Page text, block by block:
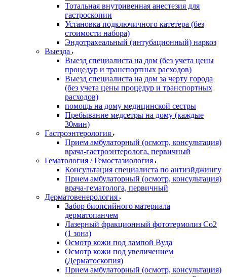
Тотальная внутривенная анестезия для
гастроскопии
Установка подключичного катетера (без
стоимости набора)
Эндотрахеальный (интубационный) наркоз
Выезда
Выезд специалиста на дом (без учета цены
процедур и транспортных расходов)
Выезд специалиста на дом за черту города
(без учета цены процедур и транспортных
расходов)
помощь на дому медицинской сестры
Пребывание медсетры на дому (каждые
30мин)
Гастроэнтерология
Прием амбулаторный (осмотр, консультация)
врача-гастроэнтеролога, первичный
Гематология / Гемостазиология
Консультация специалиста по антиэйджингу
Прием амбулаторный (осмотр, консультация)
врача-гематолога, первичный
Дерматовенерология
Забор биопсийного материала
дерматопанчем
Лазерный фракционный фототермолиз Со2
(1 зона)
Осмотр кожи под лампой Вуда
Осмотр кожи под увеличением
(Дерматоскопия)
Прием амбулаторный (осмотр, консультация)